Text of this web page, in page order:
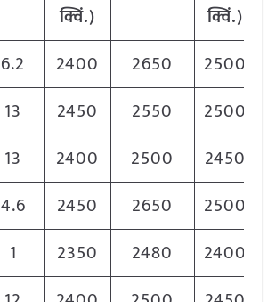
क्विं.)
क्विं.)
6.2 2400 2650
2500
13 2450 2550
2500
13 2400 2500
2450
4.6 2450 2650
2500
1 2350 2480
2400